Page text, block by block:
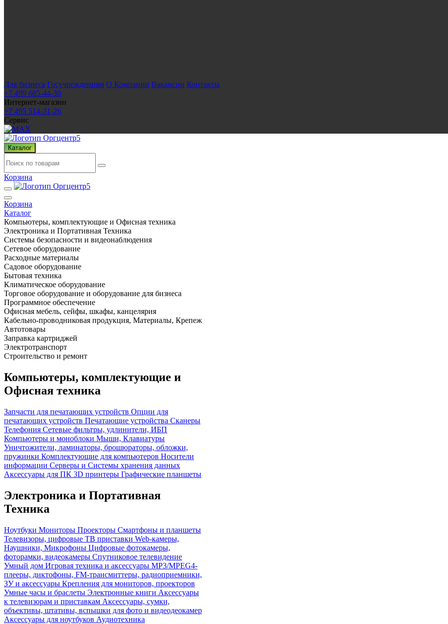
Для бизнеса Госучреждениям О Компании Вакансии Контакты
+7 499 685-44-30
Интернет-магазин
+7 495 514-31-26
Сервис
Каталог
Корзина
Корзина
Каталог
Компьютеры, комплектующие и Офисная техника
Электроника и Портативная Техника
Системы безопасности и видеонаблюдения
Сетевое оборудование
Расходные материалы
Садовое оборудование
Бытовая техника
Климатическое оборудование
Торговое оборудование и оборудование для бизнеса
Программное обеспечение
Офисная мебель, сейфы, шкафы, канцелярия
Кабельно-проводниковая продукция, Материалы, Крепеж
Автотовары
Заправка картриджей
Электротранспорт
Строительство и ремонт
Компьютеры, комплектующие и
Офисная техника
Запчасти для печатающих устройств Опции для
печатающих устройств Печатающие устройства Сканеры
Телефония Сетевые фильтры, удлинители, ИБП
Компьютеры и моноблоки Мыши, Клавиатуры
Уничтожители, ламинаторы, брошюраторы, обложки,
пружинки Комплектующие для компьютеров Носители
информации Серверы и Системы хранения данных
Аксессуары для ПК 3D принтеры Графические планшеты
Электроника и Портативная
Техника
Ноутбуки Мониторы Проекторы Смартфоны и планшеты
Телевизоры, цифровые ТВ приставки Web-камеры,
Наушники, Микрофоны Цифровые фотокамеры,
фоторамки, видеокамеры Спутниковое телевидение
Умный дом Игровая техника и аксессуары MP3/MPEG4-
плееры, диктофоны, FM-трансмиттеры, радиоприемники,
ЗУ и аксессуары Крепления для мониторов, проекторов
Умные часы и браслеты Электронные книги Аксессуары
к телевизорам и приставкам Аксессуары, сумки,
объективы, штативы, вспышки для фото и видеодеокамер
Аксессуары для ноутбуков Аудиотехника